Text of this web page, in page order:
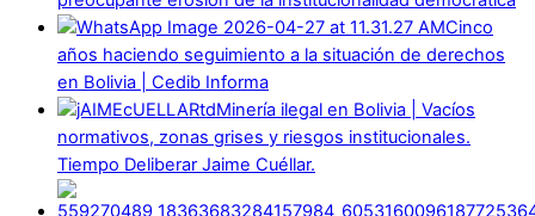
Cinco
años haciendo seguimiento a la situación de derechos
en Bolivia | Cedib Informa
Minería ilegal en Bolivia | Vacíos
normativos, zonas grises y riesgos institucionales.
Tiempo Deliberar Jaime Cuéllar.